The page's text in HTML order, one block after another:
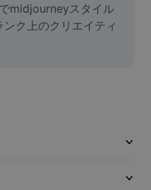
midjourneyスタイル
ク上のクリエイティ